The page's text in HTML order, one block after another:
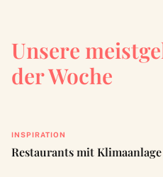
Unsere
der Woche
INSPIRATION
Restaurants mit